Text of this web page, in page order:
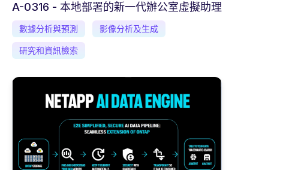
A-0316 - 本地部署的新一代辦公室虛擬助理
數據分析與預測
影像分析及生成
研究和資訊檢索